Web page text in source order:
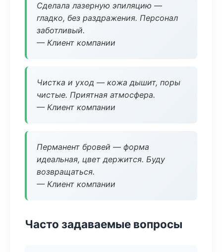
Сделала лазерную эпиляцию —
гладко, без раздражения. Персонал
заботливый.
— Клиент компании
Чистка и уход — кожа дышит, поры
чистые. Приятная атмосфера.
— Клиент компании
Перманент бровей — форма
идеальная, цвет держится. Буду
возвращаться.
— Клиент компании
Часто задаваемые вопросы